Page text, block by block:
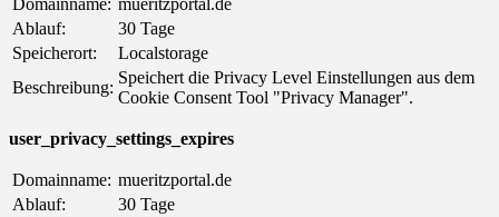
Domainname: mueritzportal.de
Ablauf:
30 Tage
Speicherort:
Localstorage
Beschreibung:
Speichert die Privacy Level Einstellungen aus dem
Cookie Consent Tool "Privacy Manager".
user_privacy_settings_expires
Domainname: mueritzportal.de
Ablauf:
30 Tage